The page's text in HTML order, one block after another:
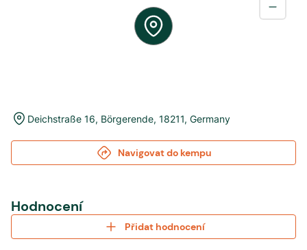
Deichstraße 16, Börgerende, 18211, Germany
Navigovat do kempu
Hodnocení
Přidat hodnocení